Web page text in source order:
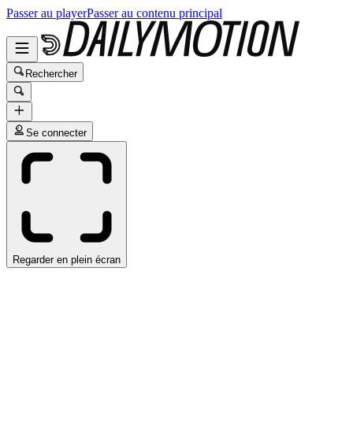
Passer au playerPasser au contenu principal
Rechercher
Se connecter
Regarder en plein écran